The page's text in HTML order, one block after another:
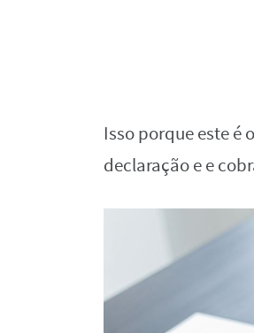
Isso porque este é o
declaração e e